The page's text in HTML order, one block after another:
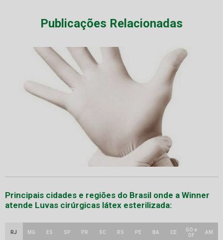
Publicações Relacionadas
Principais cidades e regiões do Brasil onde a Winner
atende Luvas cirúrgicas látex esterilizada:
RJ MG ES SP PR SC RS PE BA CE
GO e
DF
AM